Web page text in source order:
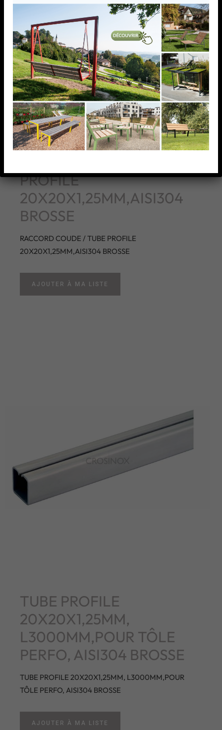
PROFILE
20X20X1,25MM,AISI304
BROSSE
RACCORD COUDE / TUBE PROFILE
20X20X1,25MM,AISI304 BROSSE
AJOUTER À MA LISTE
TUBE PROFILE
20X20X1,25MM,
L3000MM,POUR TÔLE
PERFO, AISI304 BROSSE
TUBE PROFILE 20X20X1,25MM, L3000MM,POUR
TÔLE PERFO, AISI304 BROSSE
AJOUTER À MA LISTE